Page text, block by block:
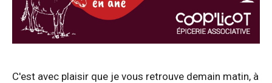
C'est avec plaisir que je vous retrouve demain matin, à